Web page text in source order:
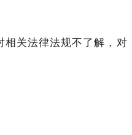
相关法律法规不了解，对